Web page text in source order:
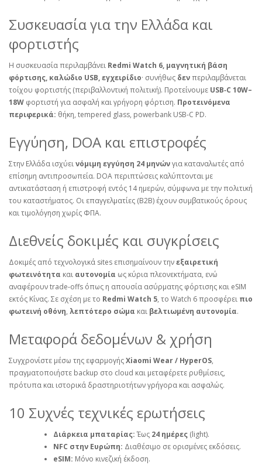
Συσκευασία για την Ελλάδα και
φορτιστής
Η συσκευασία περιλαμβάνει Redmi Watch 6, μαγνητική βάση
φόρτισης, καλώδιο USB, εγχειρίδιο· συνήθως δενπεριλαμβάνεται
τοίχου φορτιστής (περιβαλλοντική πολιτική). Προτείνουμε USB‑C 10W–
18W φορτιστή για ασφαλή και γρήγορη φόρτιση. Προτεινόμενα
περιφερικά: θήκη, tempered glass, powerbank USB‑C PD.
Εγγύηση, DOA και επιστροφές
Στην Ελλάδα ισχύεινόμιμη εγγύηση 24 μηνώνγια καταναλωτές από
επίσημη αντιπροσωπεία. DOA περιπτώσεις καλύπτονται με
αντικατάσταση ή επιστροφή εντός 14 ημερών, σύμφωνα με την πολιτική
του καταστήματος. Οι επαγγελματίες (B2B) έχουν συμβατικούς όρους
και τιμολόγηση χωρίς ΦΠΑ.
Διεθνείς δοκιμές και συγκρίσεις
Δοκιμές από τεχνολογικά sites επισημαίνουν τηνεξαιρετική
φωτεινότητα και αυτονομία ως κύρια πλεονεκτήματα, ενώ
αναφέρουν trade‑offs όπως η απουσία ασύρματης φόρτισης και eSIM
εκτός Κίνας. Σε σχέση με το Redmi Watch 5, το Watch 6 προσφέρει πιο
φωτεινή οθόνη, λεπτότερο σώμα και βελτιωμένη αυτονομία.
Μεταφορά δεδομένων & χρήση
Συγχρονίστε μέσω της εφαρμογήςXiaomi Wear / HyperOS,
πραγματοποιήστε backup στο cloud και μεταφέρετε ρυθμίσεις,
πρότυπα και ιστορικά δραστηριοτήτων γρήγορα και ασφαλώς.
10 Συχνές τεχνικές ερωτήσεις
Διάρκεια μπαταρίας: Έως 24 ημέρες (light).
NFC στην Ευρώπη: Διαθέσιμο σε ορισμένες εκδόσεις.
eSIM: Μόνο κινεζική έκδοση.